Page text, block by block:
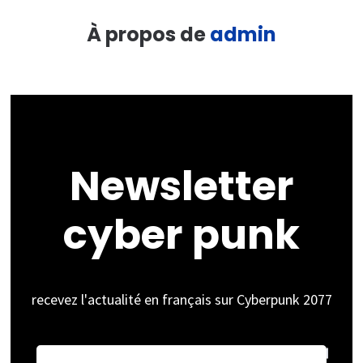
À propos deadmin
Newsletter
cyber punk
recevez l'actualité en français sur Cyberpunk 2077